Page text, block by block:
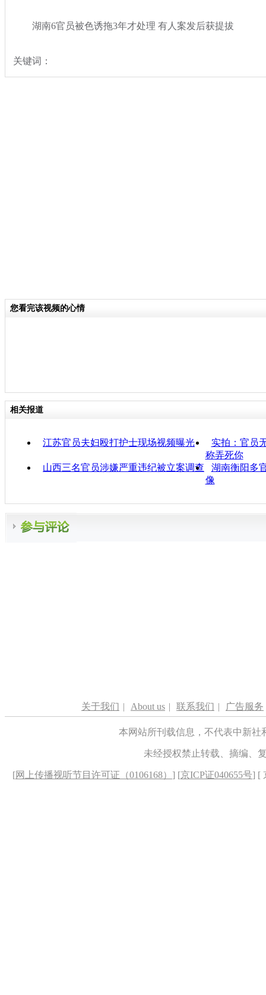
湖南6官员被色诱拖3年才处理 有人案发后获提拔
关键词：
您看完该视频的心情
相关报道
江苏官员夫妇殴打护士现场视频曝光
实拍：官员
称弄死你
山西三名官员涉嫌严重违纪被立案调查
湖南衡阳多
像
关于我们 | About us | 联系我们 | 广告服务
本网站所刊载信息，不代表中新
未经授权禁止转载、摘编、
[网上传播视听节目许可证（0106168） ] [京ICP证040655号] [